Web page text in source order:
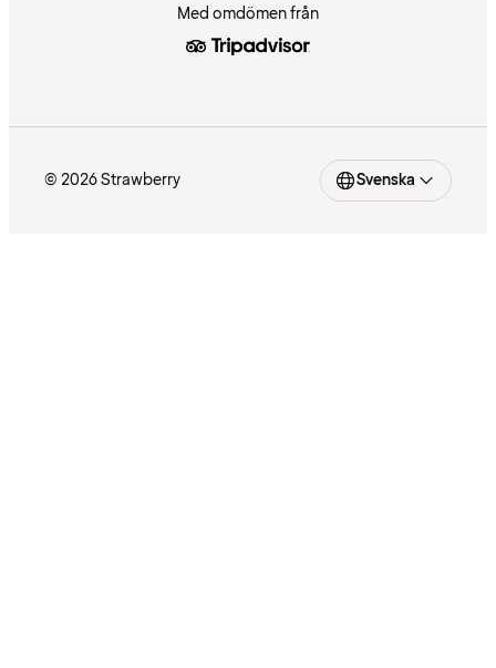
Med omdömen från
© 2026 Strawberry Svenska